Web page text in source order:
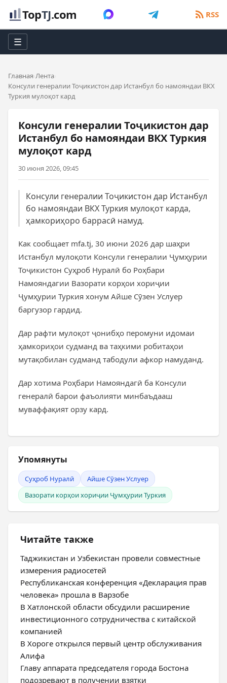
TopTJ.com RSS
☰
Главная Лента
Консули генералии Тоҷикистон дар Истанбул бо намояндаи ВКХ
Туркия мулоқот кард
Консули генералии Тоҷикистон дар
Истанбул бо намояндаи ВКХ Туркия
мулоқот кард
30 июня 2026, 09:45
Консули генералии Тоҷикистон дар Истанбул
бо намояндаи ВКХ Туркия мулоқот карда,
ҳамкориҳоро баррасӣ намуд.
Как сообщает mfa.tj, 30 июни 2026 дар шаҳри
Истанбул мулоқоти Консули генералии Ҷумҳурии
Тоҷикистон Суҳроб Нуралӣ бо Роҳбари
Намояндагии Вазорати корҳои хориҷии
Ҷумҳурии Туркия хонум Айше Сӯзен Услуер
баргузор гардид.
Дар рафти мулоқот ҷонибҳо перомуни идомаи
ҳамкориҳои судманд ва таҳкими робитаҳои
мутақобилан судманд табодули афкор намуданд.
Дар хотима Роҳбари Намояндагӣ ба Консули
генералӣ барои фаъолияти минбаъдааш
муваффақият орзу кард.
Упомянуты
Суҳроб Нуралӣ
Айше Сӯзен Услуер
Вазорати корҳои хориҷии Ҷумҳурии Туркия
Читайте также
Таджикистан и Узбекистан провели совместные
измерения радиосетей
Республиканская конференция «Декларация прав
человека» прошла в Варзобе
В Хатлонской области обсудили расширение
инвестиционного сотрудничества с китайской
компанией
В Хороге открылся первый центр обслуживания
Алифа
Главу аппарата председателя города Бостона
подозревают в получении взятки